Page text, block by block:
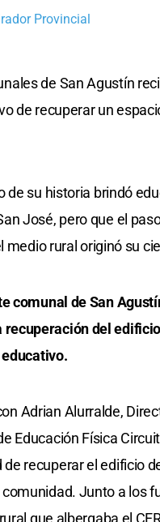
Provincial
de San Agustín
de recuperar un
de su historia brindó
José, pero que el
rural originó su
comunal de San
recuperación del
Adrian Alurralde,
Educación Física
recuperar el edificio
Junto a los